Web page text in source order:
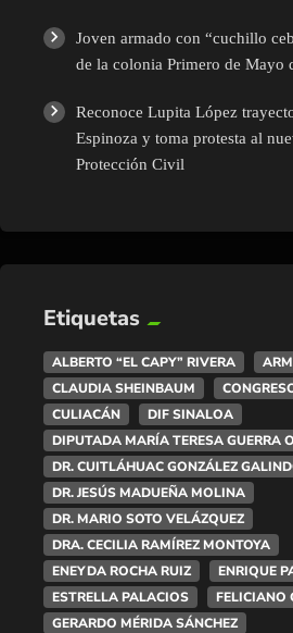
Joven armado con “cuchillo
de la colonia Primero de Mayo
Reconoce Lupita López
Espinoza y toma protesta al
Protección Civil
Etiquetas
ALBERTO “EL CAPY” RIVERA
CLAUDIA SHEINBAUM
CULIACÁN
DIF SINALOA
DIPUTADA MARÍA TERESA GUERRA
DR. CUITLÁHUAC GONZÁLEZ
DR. JESÚS MADUEÑA MOLINA
DR. MARIO SOTO VELÁZQUEZ
DRA. CECILIA RAMÍREZ MONTOYA
ENEYDA ROCHA RUIZ
ENRIQUE
ESTRELLA PALACIOS
FELICIANO
GERARDO MÉRIDA SÁNCHEZ